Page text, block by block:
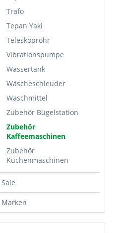
Trafo
Tepan Yaki
Teleskoprohr
Vibrationspumpe
Wassertank
Wäscheschleuder
Waschmittel
Zubehör Bügelstation
Zubehör
Kaffeemaschinen
Zubehör
Küchenmaschinen
Sale
Marken